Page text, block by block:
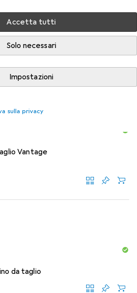
Accetta tutti
Solo necessari
Impostazioni
sulla privacy
per il prodotto Black & Decker
cartongesso della categoria
Vantage
da taglio